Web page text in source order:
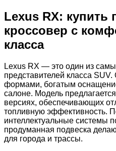
Lexus RX:
кроссовер с
класса
Lexus RX — это один из
представителей класса
формами, богатым
салоне. Модель
версиях, обеспечивающих
топливную эффективность.
интеллектуальные системы
продуманная подвеска
для города и трассы.